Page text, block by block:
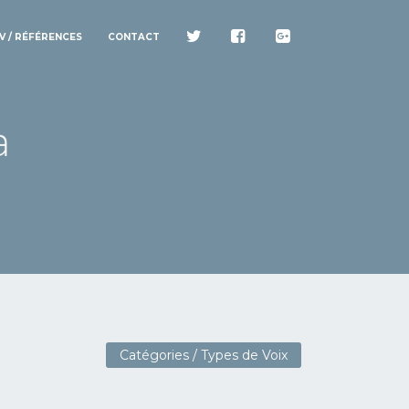
/ RÉFÉRENCES CONTACT
Catégories / Types de Voix